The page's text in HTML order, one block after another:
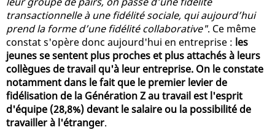
transactionnelle à une fidélité sociale, qui aujourd’hui
prend la forme d’une fidélité collaborative". Ce même
constat s'opère donc aujourd'hui en entreprise : les
jeunes se sentent plus proches et plus attachés à leurs
collègues de travail qu'à leur entreprise. On le constate
notamment dans le fait que le premier levier de
fidélisation de la Génération Z au travail est l'esprit
d'équipe (28,8%) devant le salaire ou la possibilité de
travailler à l'étranger.